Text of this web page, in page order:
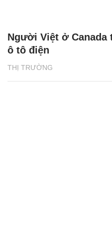
THỊ TRƯỜNG
Người Việt ở
ô tô điện